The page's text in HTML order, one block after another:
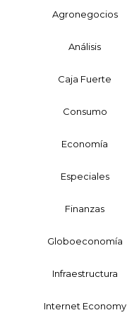
Agronegocios
Análisis
Caja Fuerte
Consumo
Economía
Especiales
Finanzas
Globoeconomía
Infraestructura
Internet Economy